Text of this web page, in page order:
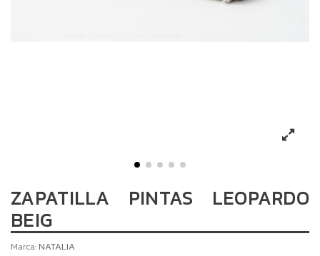
ZAPATILLA PINTAS LEOPARDO
BEIG
Marca: NATALIA